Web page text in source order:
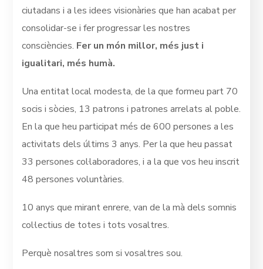
ciutadans i a les idees visionàries que han acabat per
consolidar-se i fer progressar les nostres
consciències. Fer un món millor, més just i
igualitari, més humà.
Una entitat local modesta, de la que formeu part 70
socis i sòcies, 13 patrons i patrones arrelats al poble.
En la que heu participat més de 600 persones a les
activitats dels últims 3 anys. Per la que heu passat
33 persones col·laboradores, i a la que vos heu inscrit
48 persones voluntàries.
10 anys que mirant enrere, van de la mà dels somnis
col·lectius de totes i tots vosaltres.
Perquè nosaltres som si vosaltres sou.